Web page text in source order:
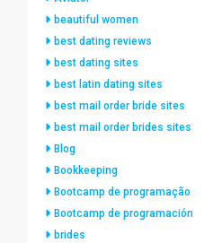
beautiful women
best dating reviews
best dating sites
best latin dating sites
best mail order bride sites
best mail order brides sites
Blog
Bookkeeping
Bootcamp de programação
Bootcamp de programación
brides